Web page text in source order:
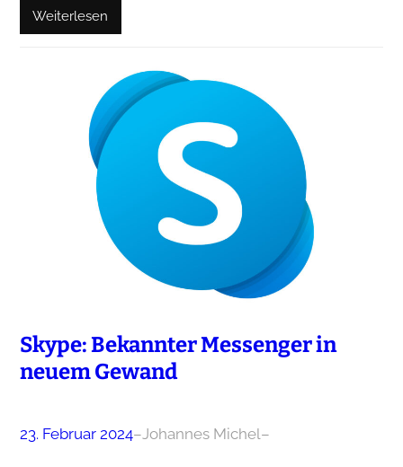
Weiterlesen
Skype: Bekannter Messenger in
neuem Gewand
23. Februar 2024–Johannes Michel–